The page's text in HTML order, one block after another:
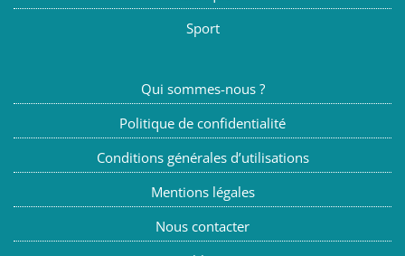
Sport
Qui sommes-nous ?
Politique de confidentialité
Conditions générales d’utilisations
Mentions légales
Nous contacter